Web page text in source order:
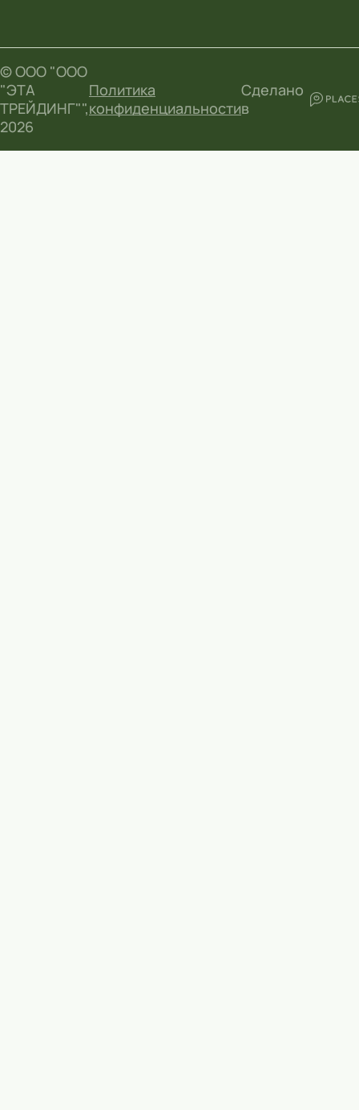
© ООО "ООО
"ЭТА
ТРЕЙДИНГ"",
2026
Политика
конфиденциальности
Сделано
в